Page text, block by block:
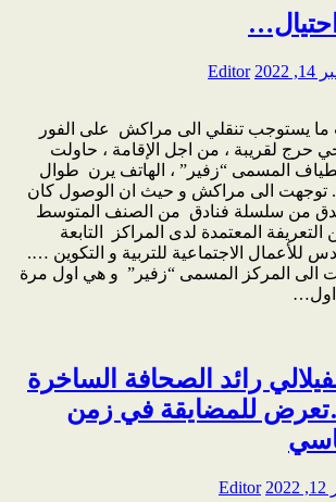
Editor
حدث ما يستوجب تنقلي الى مراكش على الفور
حرج لقريبة ، من اجل الإقامة ، حاولت
المسمى “زفير” ، الهاتف يرن طوال
توجهت الى مراكش و حيث ان الوصول كان
من سلسلة فنادق من الصنف المتوسط
المعتمدة لدى المراكز التابعة
الاجتماعية للتربية و التكوين ….
الى المركز المسمى “زفير” و هي اول مرة
اول…
رائد الصحافة الساخرة
للمضايقة في زمن
Editor